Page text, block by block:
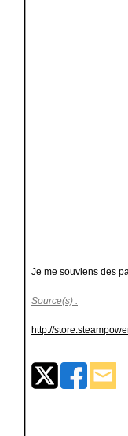
Je me souviens des
Source(s) :
http://